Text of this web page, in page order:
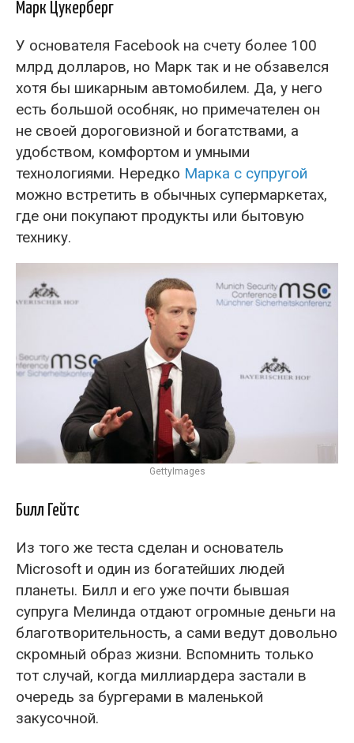
Марк Цукерберг
У основателя Facebook на счету более 100
млрд долларов, но Марк так и не обзавелся
хотя бы шикарным автомобилем. Да, у него
есть большой особняк, но примечателен он
не своей дороговизной и богатствами, а
удобством, комфортом и умными
технологиями. Нередко Марка с супругой
можно встретить в обычных супермаркетах,
где они покупают продукты или бытовую
технику.
GettyImages
Билл Гейтс
Из того же теста сделан и основатель
Microsoft и один из богатейших людей
планеты. Билл и его уже почти бывшая
супруга Мелинда отдают огромные деньги на
благотворительность, а сами ведут довольно
скромный образ жизни. Вспомнить только
тот случай, когда миллиардера застали в
очередь за бургерами в маленькой
закусочной.